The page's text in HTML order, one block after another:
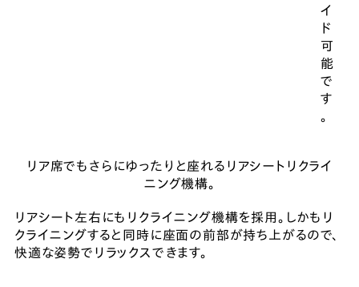
イ
ド
可
能
で
す
。
リア席でもさらにゆったりと座れるリアシートリクライ
ニング機構。
リアシート左右にもリクライニング機構を採用。しかもリ
クライニングすると同時に座面の前部が持ち上がるので、
快適な姿勢でリラックスできます。